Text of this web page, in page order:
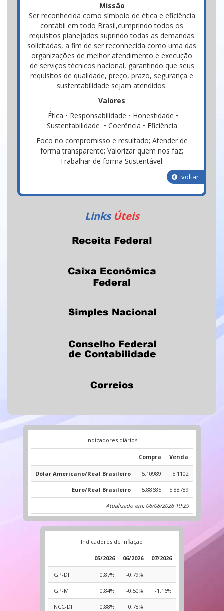
Missão
Ser reconhecida como símbolo de ética e eficiência
contábil em todo Brasil,cumprindo todos os
requisitos planejados suprindo todas as demandas
solicitadas, a fim de ser reconhecida como uma das
organizações de melhor atendimento e execução
de serviços técnicos nacional, garantindo que seus
requisitos de qualidade, preço, prazo, segurança e
sustentabilidade sejam atendidos.
Valores
Ética • Responsabilidade • Honestidade •
Sustentabilidade • Coerência • Eficiência
Foco no compromisso e resultado; Atender de
forma transparente; Valorizar quem nos faz;
Trabalhar de forma Sustentável.
voltar
LinksÚteis
Indicadores diários
Compra Venda
Dólar Americano/Real Brasileiro 5.10989 5.1102
Euro/Real Brasileiro 5.88685 5.88789
Atualizado em: 06/08/2026 19:29
Indicadores de inflação
05/2026 06/2026 07/2026
IGP-DI 0,87% -0,79%
IGP-M 0,84% -0,50% -1,16%
INCC-DI 0,88% 0,78%